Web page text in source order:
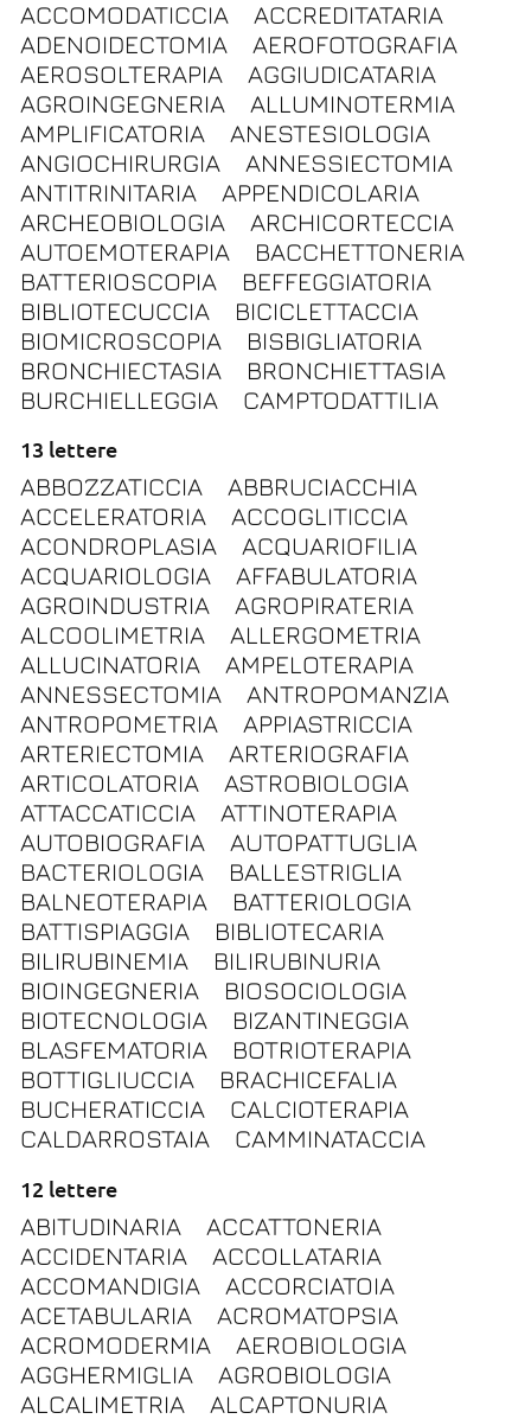
ACCOMODATICCIA
ACCREDITATARIA
ADENOIDECTOMIA
AEROFOTOGRAFIA
AEROSOLTERAPIA
AGGIUDICATARIA
AGROINGEGNERIA
ALLUMINOTERMIA
AMPLIFICATORIA
ANESTESIOLOGIA
ANGIOCHIRURGIA
ANNESSIECTOMIA
ANTITRINITARIA
APPENDICOLARIA
ARCHEOBIOLOGIA
ARCHICORTECCIA
AUTOEMOTERAPIA
BACCHETTONERIA
BATTERIOSCOPIA
BEFFEGGIATORIA
BIBLIOTECUCCIA
BICICLETTACCIA
BIOMICROSCOPIA
BISBIGLIATORIA
BRONCHIECTASIA
BRONCHIETTASIA
BURCHIELLEGGIA
CAMPTODATTILIA
13 lettere
ABBOZZATICCIA
ABBRUCIACCHIA
ACCELERATORIA
ACCOGLITICCIA
ACONDROPLASIA
ACQUARIOFILIA
ACQUARIOLOGIA
AFFABULATORIA
AGROINDUSTRIA
AGROPIRATERIA
ALCOOLIMETRIA
ALLERGOMETRIA
ALLUCINATORIA
AMPELOTERAPIA
ANNESSECTOMIA
ANTROPOMANZIA
ANTROPOMETRIA
APPIASTRICCIA
ARTERIECTOMIA
ARTERIOGRAFIA
ARTICOLATORIA
ASTROBIOLOGIA
ATTACCATICCIA
ATTINOTERAPIA
AUTOBIOGRAFIA
AUTOPATTUGLIA
BACTERIOLOGIA
BALLESTRIGLIA
BALNEOTERAPIA
BATTERIOLOGIA
BATTISPIAGGIA
BIBLIOTECARIA
BILIRUBINEMIA
BILIRUBINURIA
BIOINGEGNERIA
BIOSOCIOLOGIA
BIOTECNOLOGIA
BIZANTINEGGIA
BLASFEMATORIA
BOTRIOTERAPIA
BOTTIGLIUCCIA
BRACHICEFALIA
BUCHERATICCIA
CALCIOTERAPIA
CALDARROSTAIA
CAMMINATACCIA
12 lettere
ABITUDINARIA
ACCATTONERIA
ACCIDENTARIA
ACCOLLATARIA
ACCOMANDIGIA
ACCORCIATOIA
ACETABULARIA
ACROMATOPSIA
ACROMODERMIA
AEROBIOLOGIA
AGGHERMIGLIA
AGROBIOLOGIA
ALCALIMETRIA
ALCAPTONURIA